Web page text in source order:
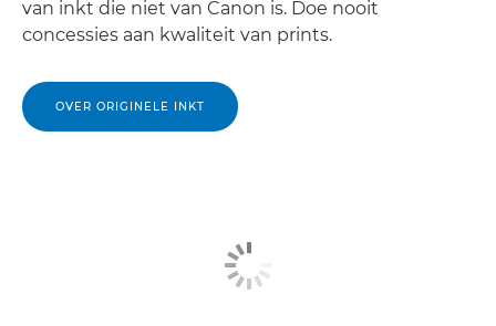
van inkt die niet van Canon is. Doe nooit
concessies aan kwaliteit van prints.
OVER ORIGINELE INKT